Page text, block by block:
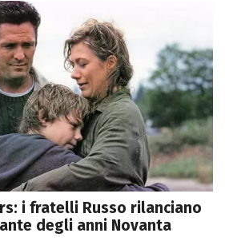
i fratelli Russo rilanciano
degli anni Novanta